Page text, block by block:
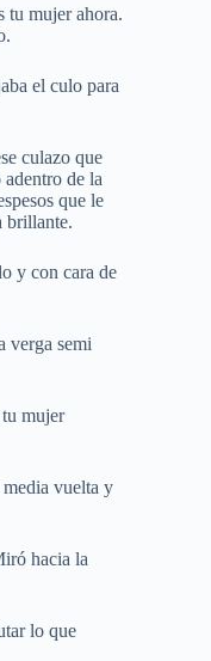
tu mujer ahora.
el culo para
culazo que
adentro de la
que le
brillante.
y con cara de
verga semi
mujer
vuelta y
hacia la
lo que